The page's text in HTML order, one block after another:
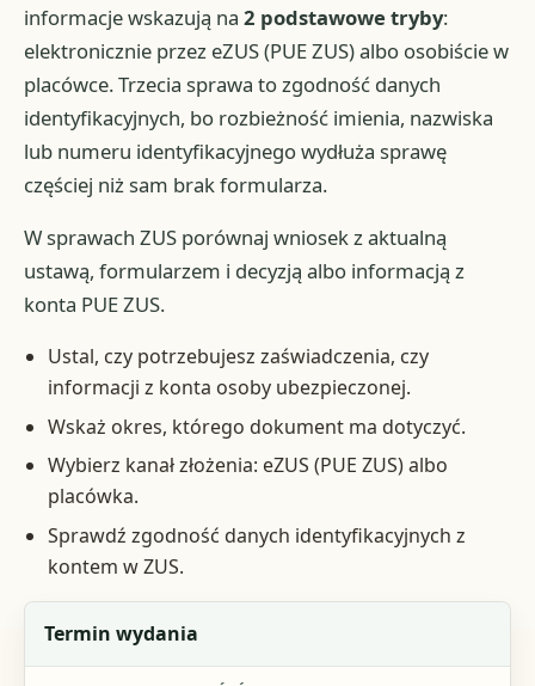
informacje wskazują na2 podstawowe tryby:
elektronicznie przez eZUS (PUE ZUS) albo osobiście w
placówce. Trzecia sprawa to zgodność danych
identyfikacyjnych, bo rozbieżność imienia, nazwiska
lub numeru identyfikacyjnego wydłuża sprawę
częściej niż sam brak formularza.
W sprawach ZUS porównaj wniosek z aktualną
ustawą, formularzem i decyzją albo informacją z
konta PUE ZUS.
Ustal, czy potrzebujesz zaświadczenia, czy
informacji z konta osoby ubezpieczonej.
Wskaż okres, którego dokument ma dotyczyć.
Wybierz kanał złożenia: eZUS (PUE ZUS) albo
placówka.
Sprawdź zgodność danych identyfikacyjnych z
kontem w ZUS.
Element
Termin wydania